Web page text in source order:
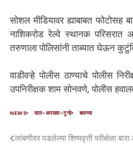
सोशल मीडियावर ह्याबाबत फोटोसह
नाशिकरोड रेल्वे स्थानक परिसरात
तरुणाला पोलिसांनी ताब्यात घेऊन
वाडीवऱ्हे पोलीस ठाण्याचे पोलीस
उपनिरीक्षक शाम सोनवणे, पोलीस
NEWS घात-अपघात-गुन्हे बातम्या
लांबणीवर पडलेल्या शिष्यवृत्ती परीक्षेला